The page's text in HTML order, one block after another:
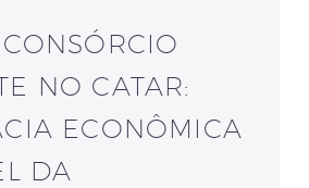
CONSÓRCIO
NO CATAR:
ECONÔMICA
DA